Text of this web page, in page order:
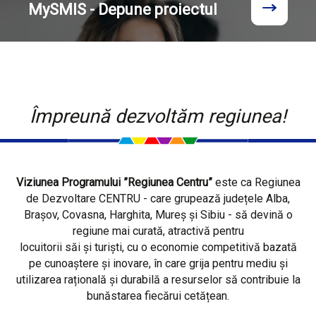
MySMIS - Depune proiectul
Împreună dezvoltăm regiunea!
Viziunea Programului ”Regiunea Centru”este ca Regiunea
de Dezvoltare CENTRU - care grupează județele Alba,
Brașov, Covasna, Harghita, Mureș și Sibiu - să devină o
regiune mai curată, atractivă pentru
locuitorii săi și turiști, cu o economie competitivă bazată
pe cunoaștere și inovare, în care grija pentru mediu și
utilizarea rațională și durabilă a resurselor să contribuie la
bunăstarea fiecărui cetățean.